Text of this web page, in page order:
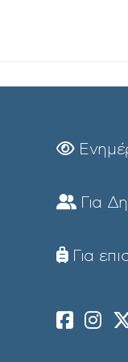
Για
Για